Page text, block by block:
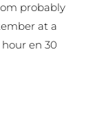
probably
at a
en 30